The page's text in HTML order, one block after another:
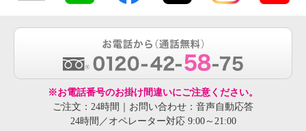
※お電話番号のお掛け間違いにご注意ください。
ご注文：24時間｜お問い合わせ：音声自動応答
24時間／オペレーター対応 9:00～21:00